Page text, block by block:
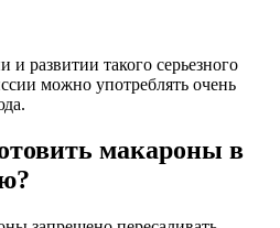
развитии такого серьезного
можно употреблять очень
макароны в